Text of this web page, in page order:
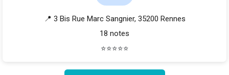
📍 3 Bis Rue Marc Sangnier, 35200 Rennes
18 notes
⭐⭐⭐⭐⭐